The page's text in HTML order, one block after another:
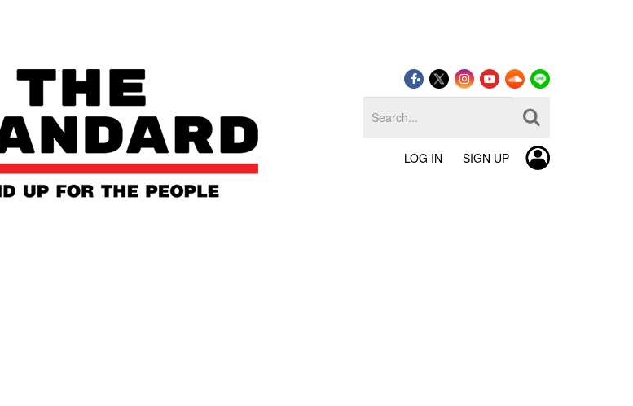
LOG IN SIGN UP